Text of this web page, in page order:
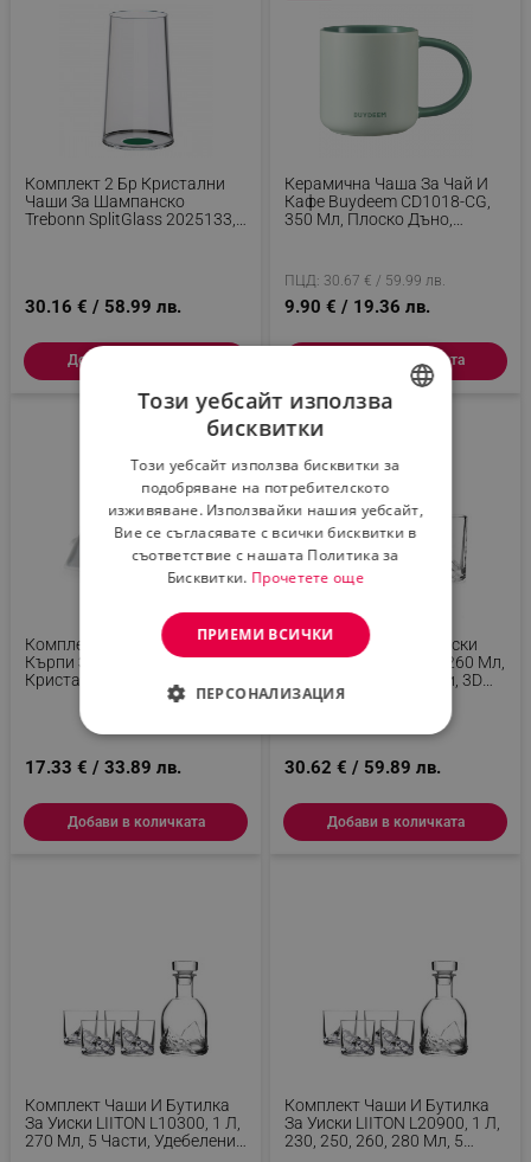
Комплект 2 Бр Кристални
Чаши За Шампанско
Trebonn SplitGlass 2025133,
30.16 € / 58.99 лв.
Добави в количката
Керамична Чаша За Чай И
Кафе Buydeem CD1018-CG,
350 Мл, Плоско Дъно,
Керамика, Зелен
ПЦД: 30.67 € / 59.99 лв.
9.90 € / 19.36 лв.
Добави в количката
Комплект Микрофибърни
Кърпи За Почистване На
Кристално Стъкло LIITON
L20400, 50х31 См, 2 Бр, Сив
17.33 € / 33.89 лв.
Добави в количката
Комплект Чаши За Уиски
LIITON L60200 Denali 260 Мл,
2 Бр, Удебелени Стени, 3D
Дъно С Форма На Връх
30.62 € / 59.89 лв.
Добави в количката
Комплект Чаши И Бутилка
За Уиски LIITON L10300, 1 Л,
270 Мл, 5 Части, Удебелени
Комплект Чаши И Бутилка
За Уиски LIITON L20900, 1 Л,
230, 250, 260, 280 Мл, 5
ROMANIAN
Този уебсайт използва
бисквитки
Този уебсайт използва бисквитки за
подобряване на потребителското
изживяване. Използвайки нашия уебсайт,
Вие се съгласявате с всички бисквитки в
съответствие с нашата Политика за
Бисквитки. Прочетете още
ПРИЕМИ ВСИЧКИ
ПЕРСОНАЛИЗАЦИЯ
СТРОГО НЕОБХОДИМО
ТАРГЕТИРАНЕ
Строго необходимо
Ефективност
Некласифицирани
Строго необходимите бисквитки позволяват